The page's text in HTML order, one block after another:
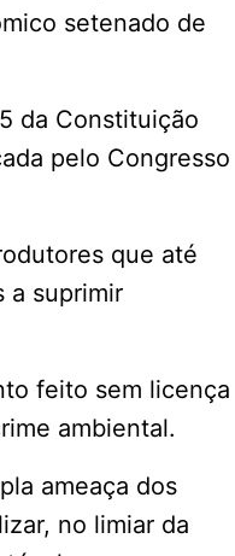
setenado de
da Constituição
pelo Congresso
que até
a suprimir
feito sem licença
ambiental.
ameaça dos
no limiar da